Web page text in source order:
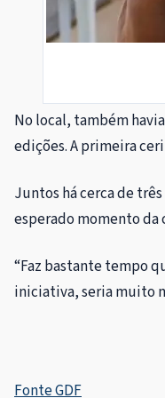
No local, também
edições. A primeira
Juntos há cerca de
esperado momento da
“Faz bastante tempo
iniciativa, seria muito
Fonte GDF